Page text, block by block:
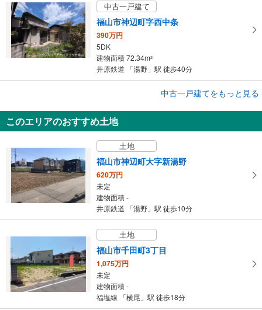
中古一戸建て
福山市神辺町字西中条
390万円
5DK
建物面積 72.34m2
井原鉄道 「湯野」駅 徒歩40分
福山市神辺町大字川南
1,487万円
建物面積 117.85m
福塩線 「神辺」駅 徒歩10分
中古一戸建てをもっと見る
このエリアのおすすめ土地
土地
福山市神辺町大字新湯野
620万円
未定
建物面積 -
井原鉄道 「湯野」駅 徒歩10分
土地
福山市千田町3丁目
1,075万円
未定
建物面積 -
福塩線 「横尾」駅 徒歩18分